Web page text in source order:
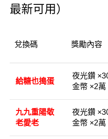
最新可用）
兌換碼 獎勵內容
給糖也搗蛋
夜光鑽
金幣 ×2萬
九九重陽敬
老愛老
夜光鑽
金幣 ×2萬